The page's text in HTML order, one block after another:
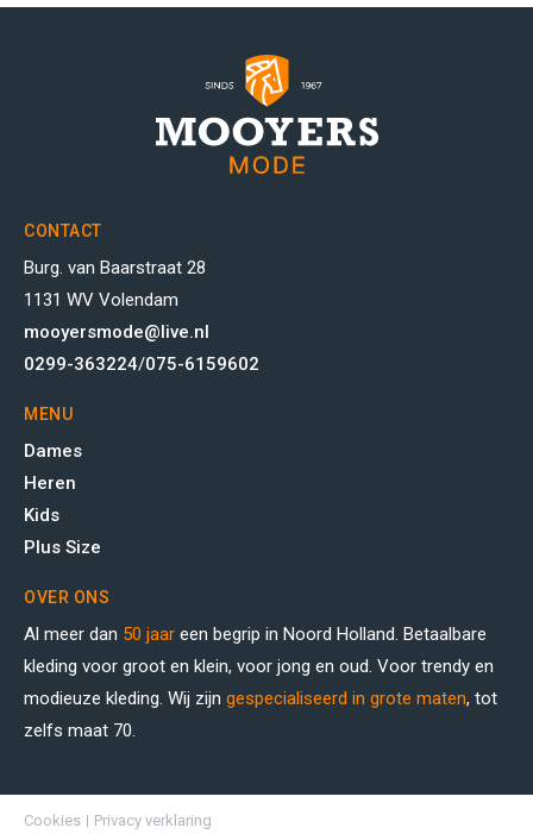
CONTACT
Burg. van Baarstraat 28
1131 WV Volendam
mooyersmode@live.nl
0299-363224/075-6159602
MENU
Dames
Heren
Kids
Plus Size
OVER ONS
Al meer dan 50 jaar een begrip in Noord Holland. Betaalbare
kleding voor groot en klein, voor jong en oud. Voor trendy en
modieuze kleding. Wij zijn gespecialiseerd in grote maten, tot
zelfs maat 70.
Cookies Privacy verklaring